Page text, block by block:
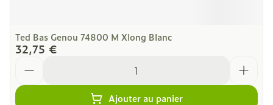
Ted Bas Genou 74800 M Xlong Blanc
32,75 €
Ajouter au panier